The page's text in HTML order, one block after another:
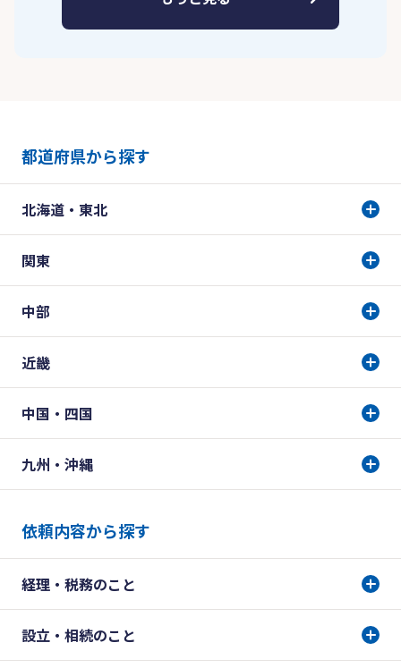
都道府県から探す
北海道・東北
関東
中部
近畿
中国・四国
九州・沖縄
依頼内容から探す
経理・税務のこと
設立・相続のこと